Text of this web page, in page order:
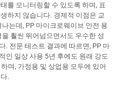
를 모니터링할 수 있도록 하며, 표
하지 않습니다. 경제적 이점은 교
는데, PP 마이크로웨이브 안전 용
훨씬 뛰어넘으면서도 우수한 성
. 전문 테스트 결과에 따르면, PP 마
인 일상 사용 5년 후에도 원래 강도
며, 가정용 및 상업용 모두에 있어
.